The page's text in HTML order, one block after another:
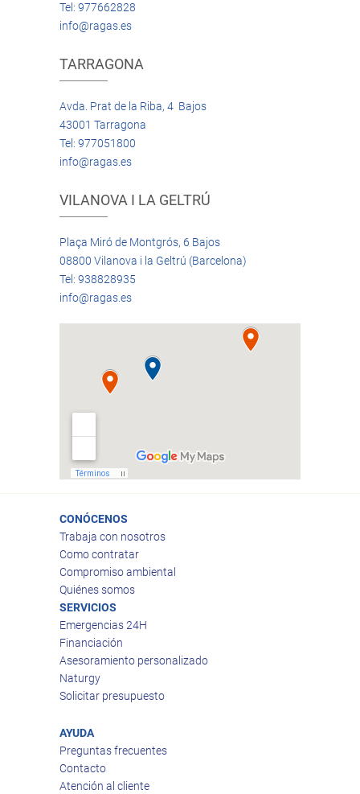
Tel: 977662828
info@ragas.es
TARRAGONA
Avda. Prat de la Riba, 4 Bajos
43001 Tarragona
Tel: 977051800
info@ragas.es
VILANOVA I LA GELTRÚ
Plaça Miró de Montgrós, 6 Bajos
08800 Vilanova i la Geltrú (Barcelona)
Tel: 938828935
info@ragas.es
CONÓCENOS
Trabaja con nosotros
Como contratar
Compromiso ambiental
Quiénes somos
SERVICIOS
Emergencias 24H
Financiación
Asesoramiento personalizado
Naturgy
Solicitar presupuesto
AYUDA
Preguntas frecuentes
Contacto
Atención al cliente